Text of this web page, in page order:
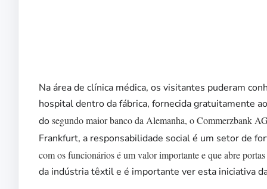
Na área de clínica médica, os visitantes puderam
hospital dentro da fábrica, fornecida gratuitamente
dosegundo maior banco da Alemanha, o Commerzbank
Frankfurt, a responsabilidade social é um setor de
com os funcionários é um valor importante e que abre
da indústria têxtil e é importante ver esta iniciativa